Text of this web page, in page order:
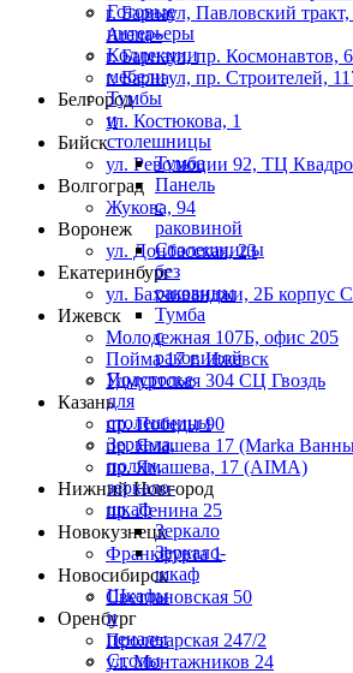
Готовые
интерьеры
Коллекции
мебели
Тумбы
и
столешницы
Тумба
Панель
с
раковиной
Столешницы
без
раковины
Тумба
с
раковиной
Подстолье
для
столешницы
Зеркала,
полки,
зеркало-
шкаф
Зеркало
Зеркало-
шкаф
Шкафы
и
пеналы
Столы
г. Барнаул,​ ​Павловский
Arena»
г. Барнаул, пр. Космонавтов,
г. Барнаул, пр. Строителей,
Белгород
ул. Костюкова, 1
Бийск
ул. Революции 92, ТЦ Квадро
Волгоград
Жукова, 94
Воронеж
ул. Донбасская, 23
Екатеринбург
ул. Бахчиванджи, 2Б корпус
Ижевск
Молодежная 107Б, офис 205
Пойма 17 г. Ижевск
Удмуртская 304 СЦ Гвоздь
Казань
пр. Победы 90
пр. Ямашева 17 (Marka
пр. Ямашева, 17 (AIMA)
Нижний Новгород
пр. Ленина 25
Новокузнецк
Франкфурта 1
Новосибирск
Светлановская 50
Оренбург
Пролетарская 247/2
ул. Монтажников 24